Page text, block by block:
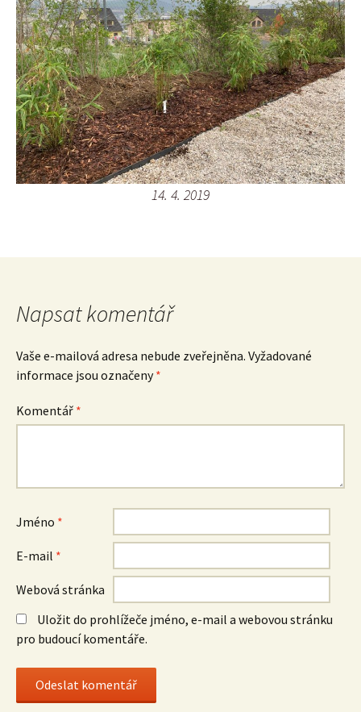
14. 4. 2019
Napsat komentář
Vaše e-mailová adresa nebude zveřejněna. Vyžadované
informace jsou označeny*
Komentář *
Jméno *
E-mail *
Webová stránka
Uložit do prohlížeče jméno, e-mail a webovou stránku
pro budoucí komentáře.